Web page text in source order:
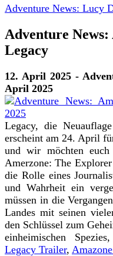
Adventure News: Lucy
Adventure
Legacy
12. April 2025 -
April 2025
Legacy, die
erscheint am 24. April
und wir möchten
Amerzone: The
die Rolle eines
und Wahrheit ein
müssen in die
Landes mit seinen
den Schlüssel zum
einheimischen
Legacy Trailer,